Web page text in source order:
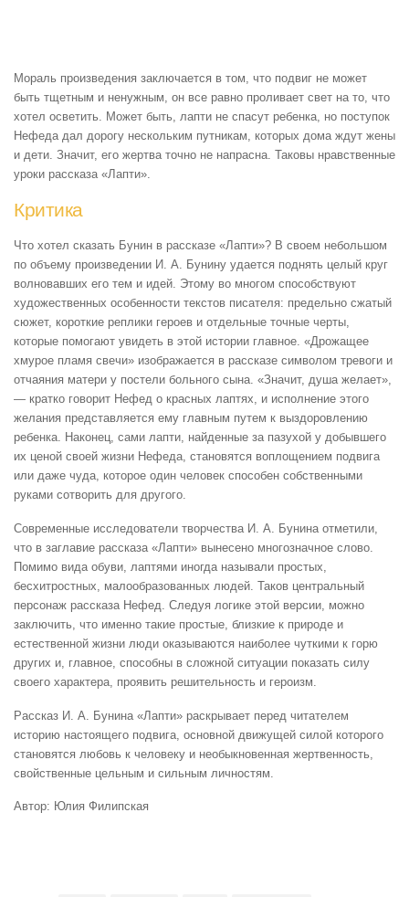
Мораль произведения заключается в том, что подвиг не может
быть тщетным и ненужным, он все равно проливает свет на то, что
хотел осветить. Может быть, лапти не спасут ребенка, но поступок
Нефеда дал дорогу нескольким путникам, которых дома ждут жены
и дети. Значит, его жертва точно не напрасна. Таковы нравственные
уроки рассказа «Лапти».
Критика
Что хотел сказать Бунин в рассказе «Лапти»? В своем небольшом
по объему произведении И. А. Бунину удается поднять целый круг
волновавших его тем и идей. Этому во многом способствуют
художественных особенности текстов писателя: предельно сжатый
сюжет, короткие реплики героев и отдельные точные черты,
которые помогают увидеть в этой истории главное. «Дрожащее
хмурое пламя свечи» изображается в рассказе символом тревоги и
отчаяния матери у постели больного сына. «Значит, душа желает»,
— кратко говорит Нефед о красных лаптях, и исполнение этого
желания представляется ему главным путем к выздоровлению
ребенка. Наконец, сами лапти, найденные за пазухой у добывшего
их ценой своей жизни Нефеда, становятся воплощением подвига
или даже чуда, которое один человек способен собственными
руками сотворить для другого.
Современные исследователи творчества И. А. Бунина отметили,
что в заглавие рассказа «Лапти» вынесено многозначное слово.
Помимо вида обуви, лаптями иногда называли простых,
бесхитростных, малообразованных людей. Таков центральный
персонаж рассказа Нефед. Следуя логике этой версии, можно
заключить, что именно такие простые, близкие к природе и
естественной жизни люди оказываются наиболее чуткими к горю
других и, главное, способны в сложной ситуации показать силу
своего характера, проявить решительность и героизм.
Рассказ И. А. Бунина «Лапти» раскрывает перед читателем
историю настоящего подвига, основной движущей силой которого
становятся любовь к человеку и необыкновенная жертвенность,
свойственные цельным и сильным личностям.
Автор: Юлия Филипская